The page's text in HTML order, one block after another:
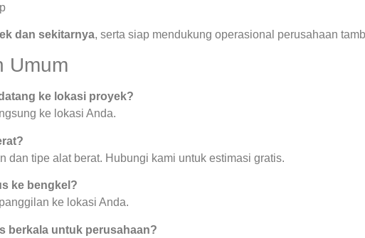
dan sekitarnya, serta siap mendukung operasional perusahaan
Umum
ke lokasi proyek?
ke lokasi Anda.
dan tipe alat berat. Hubungi kami untuk estimasi gratis.
ke bengkel?
ke lokasi Anda.
berkala untuk perusahaan?